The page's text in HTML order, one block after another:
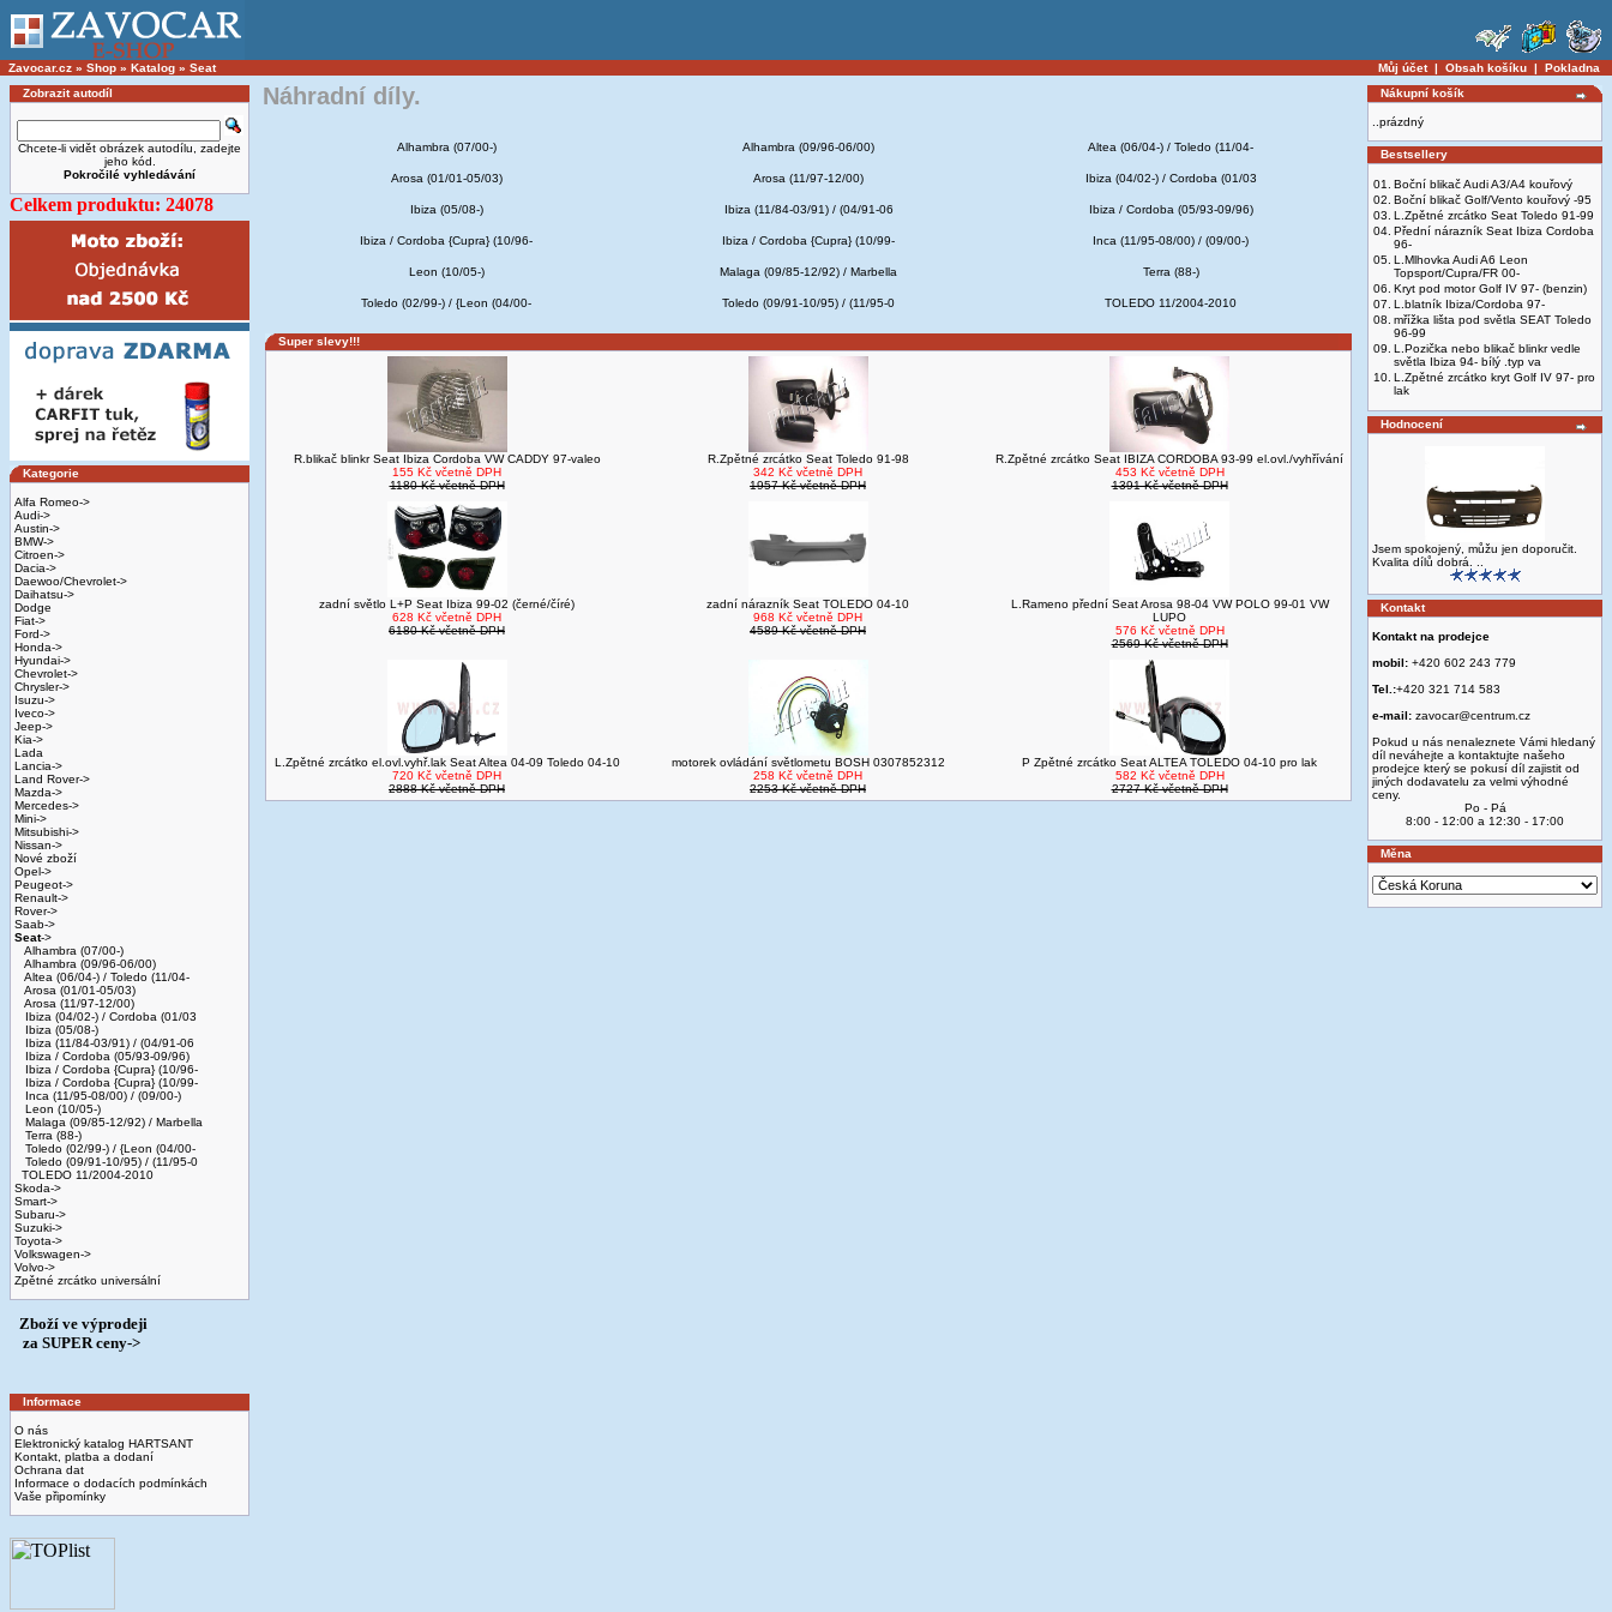
Zavocar.cz » Shop » Katalog » Seat Můj účet| Obsah košíku | Pokladna
Zobrazit autodíl
Chcete-li vidět obrázek autodílu, zadejte
jeho kód.
Pokročilé vyhledávání
Celkem produktu: 24078
Kategorie
Alfa Romeo->
Audi->
Austin->
BMW->
Citroen->
Dacia->
Daewoo/Chevrolet->
Daihatsu->
Dodge
Fiat->
Ford->
Honda->
Hyundai->
Chevrolet->
Chrysler->
Isuzu->
Iveco->
Jeep->
Kia->
Lada
Lancia->
Land Rover->
Mazda->
Mercedes->
Mini->
Mitsubishi->
Nissan->
Nové zboží
Opel->
Peugeot->
Renault->
Rover->
Saab->
Seat->
Alhambra (07/00-)
Alhambra (09/96-06/00)
Altea (06/04-) / Toledo (11/04-
Arosa (01/01-05/03)
Arosa (11/97-12/00)
Ibiza (04/02-) / Cordoba (01/03
Ibiza (05/08-)
Ibiza (11/84-03/91) / (04/91-06
Ibiza / Cordoba (05/93-09/96)
Ibiza / Cordoba {Cupra} (10/96-
Ibiza / Cordoba {Cupra} (10/99-
Inca (11/95-08/00) / (09/00-)
Leon (10/05-)
Malaga (09/85-12/92) / Marbella
Terra (88-)
Toledo (02/99-) / {Leon (04/00-
Toledo (09/91-10/95) / (11/95-0
TOLEDO 11/2004-2010
Skoda->
Smart->
Subaru->
Suzuki->
Toyota->
Volkswagen->
Volvo->
Zpětné zrcátko universální
Zboží ve výprodeji
­ za SUPER ceny->
Informace
O nás
Elektronický katalog HARTSANT
Kontakt, platba a dodaní
Ochrana dat
Informace o dodacích podmínkách
Vaše připomínky
Náhradní díly.
Alhambra (07/00-) Alhambra (09/96-06/00) Altea (06/04-) / Toledo (11/04-
Arosa (01/01-05/03) Arosa (11/97-12/00) Ibiza (04/02-) / Cordoba (01/03
Ibiza (05/08-) Ibiza (11/84-03/91) / (04/91-06 Ibiza / Cordoba (05/93-09/96)
Ibiza / Cordoba {Cupra} (10/96- Ibiza / Cordoba {Cupra} (10/99- Inca (11/95-08/00) / (09/00-)
Leon (10/05-) Malaga (09/85-12/92) / Marbella Terra (88-)
Toledo (02/99-) / {Leon (04/00- Toledo (09/91-10/95) / (11/95-0 TOLEDO 11/2004-2010
Super slevy!!!
R.blikač blinkr Seat Ibiza Cordoba VW CADDY 97-valeo
155 Kč včetně DPH
1180 Kč včetně DPH
R.Zpětné zrcátko Seat Toledo 91-98
342 Kč včetně DPH
1957 Kč včetně DPH
R.Zpětné zrcátko Seat IBIZA CORDOBA 93-99 el.ovl./vyhřívání
453 Kč včetně DPH
1391 Kč včetně DPH
zadní světlo L+P Seat Ibiza 99-02 (černé/číré)
628 Kč včetně DPH
6180 Kč včetně DPH
zadní nárazník Seat TOLEDO 04-10
968 Kč včetně DPH
4589 Kč včetně DPH
L.Rameno přední Seat Arosa 98-04 VW POLO 99-01 VW
LUPO
576 Kč včetně DPH
2569 Kč včetně DPH
L.Zpětné zrcátko el.ovl.vyhř.lak Seat Altea 04-09 Toledo 04-10
720 Kč včetně DPH
2888 Kč včetně DPH
motorek ovládání světlometu BOSH 0307852312
258 Kč včetně DPH
2253 Kč včetně DPH
P Zpětné zrcátko Seat ALTEA TOLEDO 04-10 pro lak
582 Kč včetně DPH
2727 Kč včetně DPH
Nákupní košík
..prázdný
Bestsellery
01.
Boční blikač Audi A3/A4 kouřový
02. Boční blikač Golf/Vento kouřový -95
03. L.Zpětné zrcátko Seat Toledo 91-99
04. Přední nárazník Seat Ibiza Cordoba
96-
05. L.Mlhovka Audi A6 Leon
Topsport/Cupra/FR 00-
06. Kryt pod motor Golf IV 97- (benzin)
07. L.blatník Ibiza/Cordoba 97-
08. mřížka lišta pod světla SEAT Toledo
96-99
09. L.Pozička nebo blikač blinkr vedle
světla Ibiza 94- bílý .typ va
10. L.Zpětné zrcátko kryt Golf IV 97- pro
lak
Hodnocení
Jsem spokojený, můžu jen doporučit.
Kvalita dílů dobrá. ..
Kontakt
Kontakt na prodejce
mobil: +420 602 243 779
Tel.:+420 321 714 583
e-mail: zavocar@centrum.cz
Pokud u nás nenaleznete Vámi hledaný
díl neváhejte a kontaktujte našeho
prodejce který se pokusí díl zajistit od
jiných dodavatelu za velmi výhodné
ceny.
Po - Pá
8:00 - 12:00 a 12:30 - 17:00
Měna